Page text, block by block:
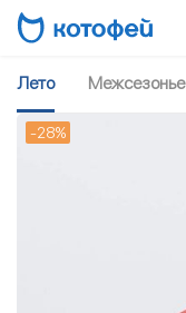
Лето Межсезонье
-28%